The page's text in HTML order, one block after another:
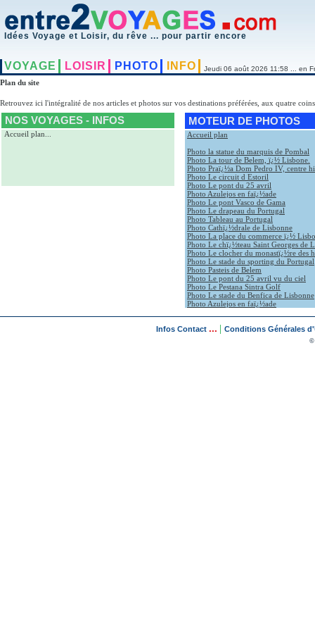
Idées Voyage et Loisir, du rêve ... pour partir encore
VOYAGE LOISIR PHOTO INFO Jeudi 06 août 2026 11:58 ... en
Plan du site
Retrouvez ici l'intégralité de nos articles et photos sur vos destinations préférées, aux quatre
NOS VOYAGES - INFOS
Accueil plan
MOTEUR DE PHOTOS
Accueil plan
Photo la statue du marquis de Pombal
Photo La tour de Belem, ï¿½ Lisbone.
Photo Praï¿½a Dom Pedro IV, centre
Photo Le circuit d Estoril
Photo Le pont du 25 avril
Photo Azulejos en faï¿½ade
Photo Le pont Vasco de Gama
Photo Le drapeau du Portugal
Photo Tableau au Portugal
Photo Cathï¿½drale de Lisbonne
Photo La place du commerce ï¿½
Photo Le chï¿½teau Saint Georges de
Photo Le clocher du monastï¿½re des
Photo Le stade du sporting du Portugal
Photo Pasteis de Belem
Photo Le pont du 25 avril vu du ciel
Photo Le Pestana Sintra Golf
Photo Le stade du Benfica de Lisbonne
Photo Azulejos en faï¿½ade
Infos Contact ... Conditions Générales
©